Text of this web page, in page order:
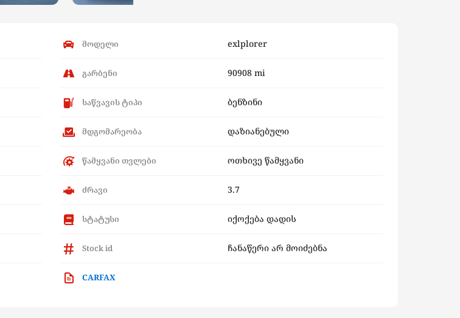
მოდელი exlplorer
გარბენი 90908 mi
საწვავის ტიპი ბენზინი
მდგომარეობა დაზიანებული
წამყვანი თვლები ოთხივე წამყვანი
ძრავი 3.7
სტატუსი იქოქება დადის
Stock id ჩანაწერი არ მოიძებნა
CARFAX